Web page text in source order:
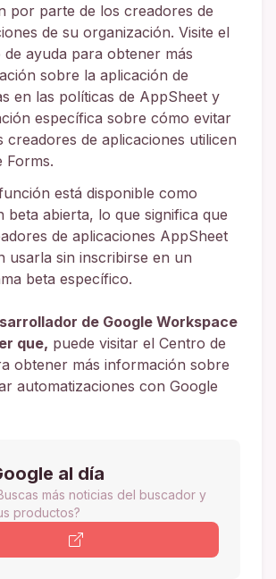
por parte de los creadores de
de su organización. Visite el
de ayuda para obtener más
sobre la aplicación de
en las políticas de AppSheet y
específica sobre cómo evitar
creadores de aplicaciones utilicen
Forms.
está disponible como
beta abierta, lo que significa que
de aplicaciones AppSheet
usarla sin inscribirse en un
beta específico.
de Google Workspace
que, puede visitar el Centro de
obtener más información sobre
automatizaciones con Google
al día
más noticias del buscador y
productos?